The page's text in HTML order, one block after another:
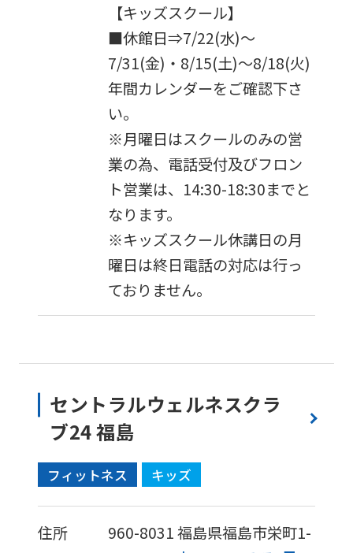
【キッズスクール】
■休館日⇒7/22(水)～
7/31(金)・8/15(土)～8/18(火)
年間カレンダーをご確認下さ
い。
※月曜日はスクールのみの営
業の為、電話受付及びフロン
ト営業は、14:30-18:30までと
なります。
※キッズスクール休講日の月
曜日は終日電話の対応は行っ
ておりません。
セントラルウェルネスクラ
ブ24 福島
フィットネス キッズ
住所 960-8031福島県福島市栄町1-